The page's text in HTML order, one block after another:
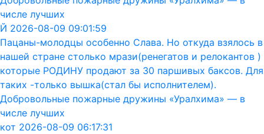
числе лучших
Й 2026-08-09 09:01:59
Пацаны-молодцы особенно Слава. Но откуда взялось в
нашей стране столько мрази(ренегатов и релокантов )
которые РОДИНУ продают за 30 паршивых баксов. Для
таких -только вышка(стал бы исполнителем).
Добровольные пожарные дружины «Уралхима» — в
числе лучших
кот 2026-08-09 06:17:31